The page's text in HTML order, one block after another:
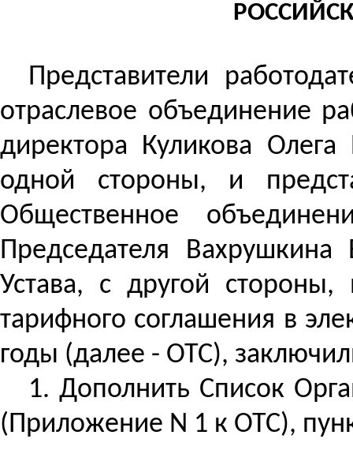
Представители
отраслевое объединение
директора Куликова
одной стороны, и
Общественное
Председателя
Устава, с другой стороны,
тарифного соглашения в
годы (далее - ОТС),
1. Дополнить Список
(Приложение N 1 к ОТС),